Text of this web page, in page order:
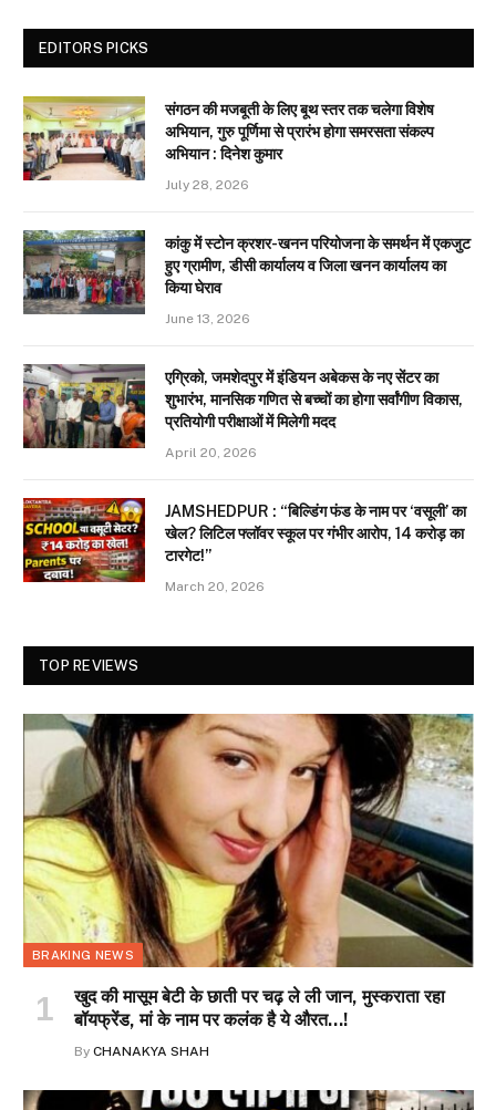
EDITORS PICKS
संगठन की मजबूती के लिए बूथ स्तर तक चलेगा विशेष
अभियान, गुरु पूर्णिमा से प्रारंभ होगा समरसता संकल्प
अभियान : दिनेश कुमार
July 28, 2026
कांकु में स्टोन क्रशर-खनन परियोजना के समर्थन में एकजुट
हुए ग्रामीण, डीसी कार्यालय व जिला खनन कार्यालय का
किया घेराव
June 13, 2026
एग्रिको, जमशेदपुर में इंडियन अबेकस के नए सेंटर का
शुभारंभ, मानसिक गणित से बच्चों का होगा सर्वांगीण विकास,
प्रतियोगी परीक्षाओं में मिलेगी मदद
April 20, 2026
JAMSHEDPUR : “बिल्डिंग फंड के नाम पर ‘वसूली’ का
खेल? लिटिल फ्लॉवर स्कूल पर गंभीर आरोप, 14 करोड़ का
टारगेट!”
March 20, 2026
TOP REVIEWS
BRAKING NEWS
खुद की मासूम बेटी के छाती पर चढ़ ले ली जान, मुस्कराता रहा
बॉयफ्रेंड, मां के नाम पर कलंक है ये औरत…!
By CHANAKYA SHAH